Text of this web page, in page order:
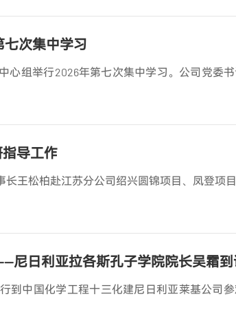
七次集中学习
心组举行2026年第七次集中学习。公司党委
导工作
王松柏赴江苏分公司绍兴圆锦项目、凤登项
尼日利亚拉各斯孔子学院院长吴霜
到中国化学工程十三化建尼日利亚莱基公司